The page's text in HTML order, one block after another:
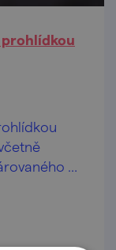
prohlídkou
s